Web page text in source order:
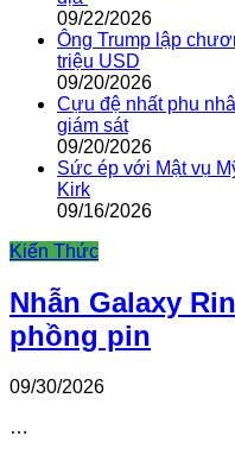
09/22/2026
Ông Trump lập
triệu USD
09/20/2026
Cựu đệ nhất phu
giám sát
09/20/2026
Sức ép với Mật vụ
Kirk
09/16/2026
Kiến Thức
Nhẫn Galaxy
phồng pin
09/30/2026
…